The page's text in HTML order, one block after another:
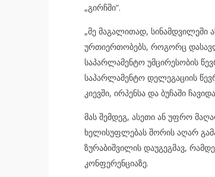
„გირჩში“.
„მე მაგალითად,
ურთიერთობებს, როგორც
საპარლამენტო უმცირესობის
საპარლამენტო დელეგაციის
კიევში, ირპენსა და ბუჩაში
მას შემდეგ, ასეთი ან უფრო
ხელისუფლებას შორის აღარ
ზურაბიშვილის დაუგეგმავ,
კონფერენციაზე.